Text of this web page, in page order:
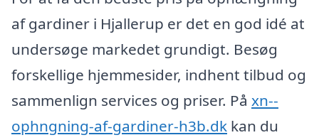
af gardiner i Hjallerup er det en god idé at
undersøge markedet grundigt. Besøg
forskellige hjemmesider, indhent tilbud og
sammenlign services og priser. På xn--
ophngning-af-gardiner-h3b.dk kan du